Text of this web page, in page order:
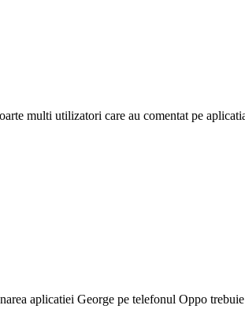
multi utilizatori care au comentat pe
aplicatiei George pe telefonul Oppo